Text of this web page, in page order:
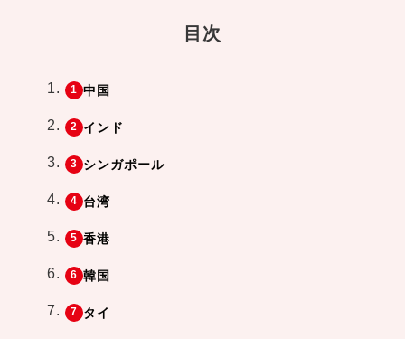
目次
中国
インド
シンガポール
台湾
香港
韓国
タイ